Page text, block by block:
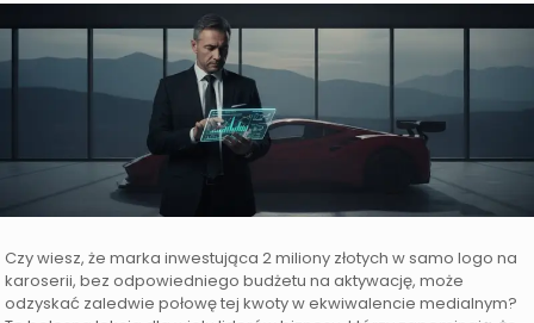
Czy wiesz, że marka inwestująca 2 miliony złotych w samo logo na
karoserii, bez odpowiedniego budżetu na aktywację, może
odzyskać zaledwie połowę tej kwoty w ekwiwalencie medialnym?